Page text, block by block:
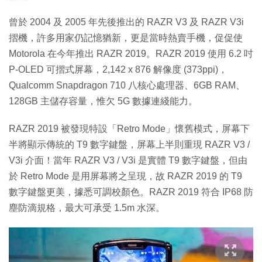
曾於 2004 及 2005 年先後推出的 RAZR V3 及 RAZR V3i
摺機，許多用家仍記憶猶新，更是當時熱賣手機，促促使
Motorola 在今年推出 RAZR 2019。RAZR 2019 使用 6.2 吋
P-OLED 可摺式屏幕，2,142 x 876 解像度 (373ppi)，
Qualcomm Snapdragon 710 八核心處理器、6GB RAM、
128GB 主儲存容量，惟欠 5G 數據連綫能力。
RAZR 2019 被發現特設「Retro Mode」懷舊模式，屏幕下
半將顯示傳統的 T9 數字鍵盤，屏幕上半則重現 RAZR V3 /
V3i 介面！當年 RAZR V3 / V3i 是實體 T9 數字鍵盤，但由
於 Retro Mode 是用屏幕將之呈現，故 RAZR 2019 的 T9
數字鍵盤更美，據悉可調校顏色。RAZR 2019 符合 IP68 防
塵防滴規格，最大可承受 1.5m 水深。